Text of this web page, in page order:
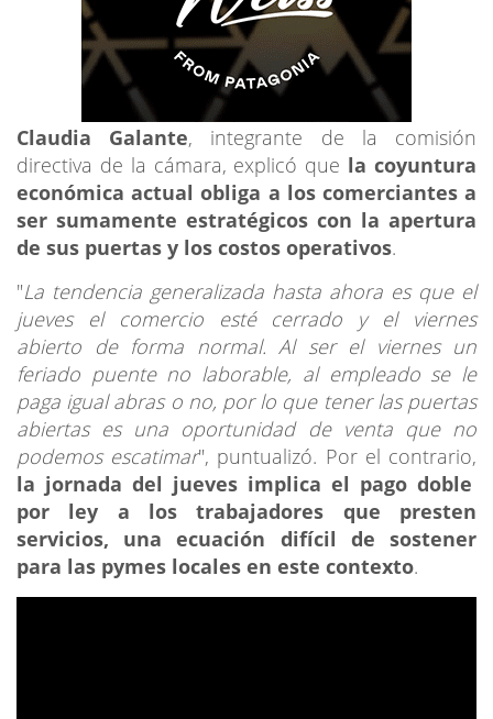
Claudia Galante, integrante de la comisión
directiva de la cámara, explicó que la coyuntura
económica actual obliga a los comerciantes a
ser sumamente estratégicos con la apertura
de sus puertas y los costos operativos.
"La tendencia generalizada hasta ahora es que el
jueves el comercio esté cerrado y el viernes
abierto de forma normal. Al ser el viernes un
feriado puente no laborable, al empleado se le
paga igual abras o no, por lo que tener las puertas
abiertas es una oportunidad de venta que no
podemos escatimar", puntualizó. Por el contrario,
la jornada del jueves implica el pago doble
por ley a los trabajadores que presten
servicios, una ecuación difícil de sostener
para las pymes locales en este contexto.